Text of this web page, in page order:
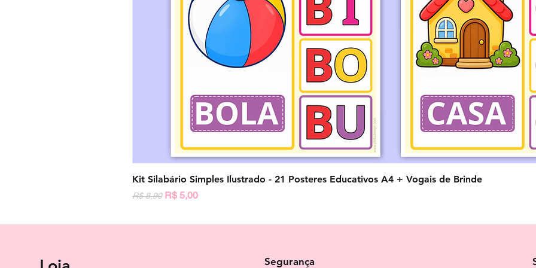
Visualização rápida
Kit Silabário Simples Ilustrado - 21 Posteres Educativos A4 + Vogais de Brinde
Preço normal
R$ 8,90 Preço promocional
R$ 5,00
Segurança